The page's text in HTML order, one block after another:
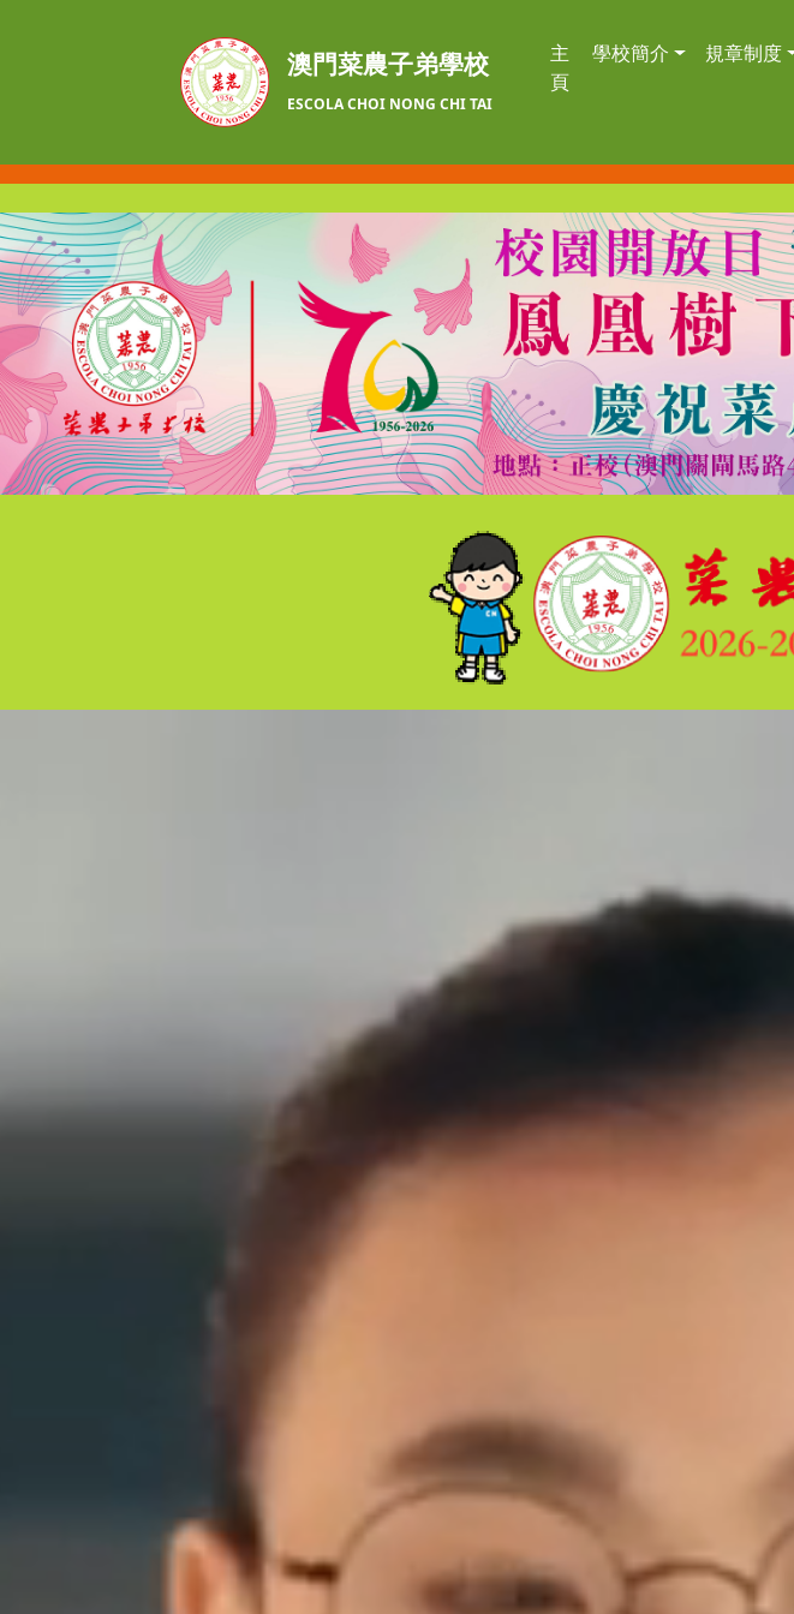
澳門菜農子弟學校
ESCOLA CHOI NONG CHI TAI
主
頁
學校簡介 規章制度